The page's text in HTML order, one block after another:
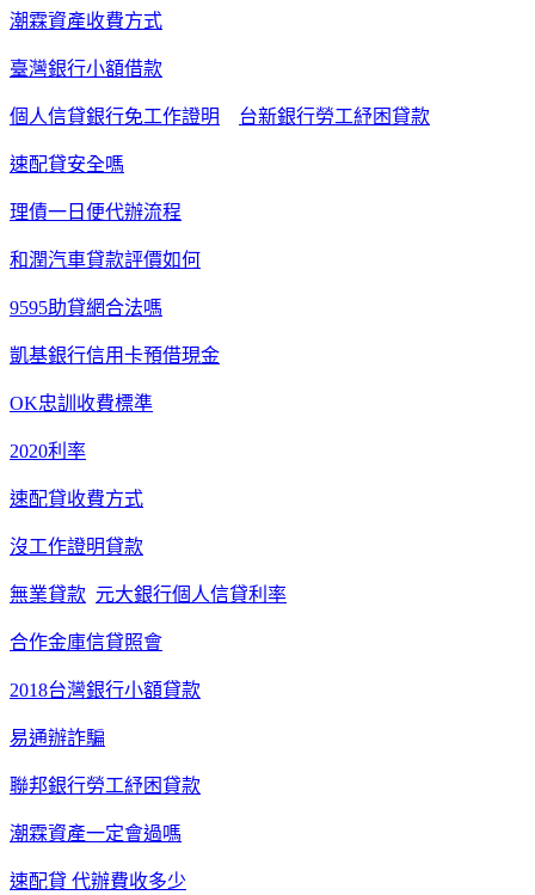
潮霖資產收費方式
臺灣銀行小額借款
個人信貸銀行免工作證明 台新銀行勞工紓困貸款
速配貸安全嗎
理債一日便代辦流程
和潤汽車貸款評價如何
9595助貸網合法嗎
凱基銀行信用卡預借現金
OK忠訓收費標準
2020利率
速配貸收費方式
沒工作證明貸款
無業貸款 元大銀行個人信貸利率
合作金庫信貸照會
2018台灣銀行小額貸款
易通辦詐騙
聯邦銀行勞工紓困貸款
潮霖資產一定會過嗎
速配貸 代辦費收多少